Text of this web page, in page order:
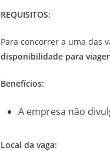
REQUISITOS:
Para concorrer a uma das
disponibilidade para
Benefícios:
A empresa não
Local da vaga: